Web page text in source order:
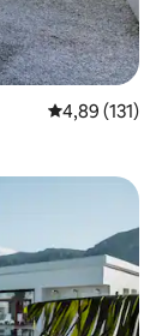
4,89 de uma
4,89 (131)